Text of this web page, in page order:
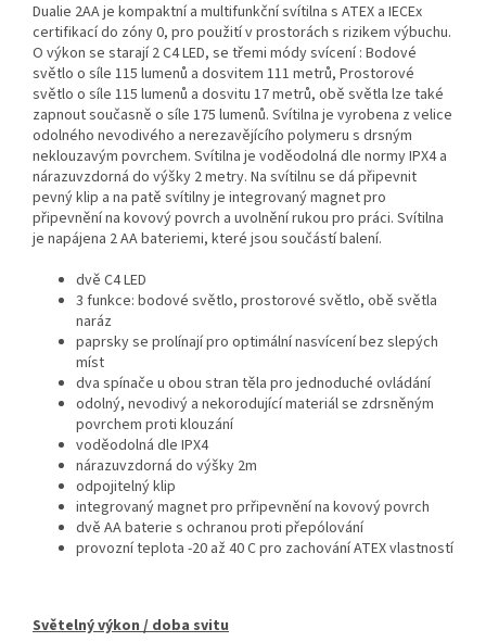
Dualie 2AA je kompaktní a multifunkční svítilna s ATEX a IECEx
certifikací do zóny 0, pro použití v prostorách s rizikem výbuchu.
O výkon se starají 2 C4 LED, se třemi módy svícení : Bodové
světlo o síle 115 lumenů a dosvitem 111 metrů, Prostorové
světlo o síle 115 lumenů a dosvitu 17 metrů, obě světla lze také
zapnout současně o síle 175 lumenů. Svítilna je vyrobena z velice
odolného nevodivého a nerezavějícího polymeru s drsným
neklouzavým povrchem. Svítilna je voděodolná dle normy IPX4 a
nárazuvzdorná do výšky 2 metry. Na svítilnu se dá připevnit
pevný klip a na patě svítilny je integrovaný magnet pro
připevnění na kovový povrch a uvolnění rukou pro práci. Svítilna
je napájena 2 AA bateriemi, které jsou součástí balení.
dvě C4 LED
3 funkce: bodové světlo, prostorové světlo, obě světla
naráz
paprsky se prolínají pro optimální nasvícení bez slepých
míst
dva spínače u obou stran těla pro jednoduché ovládání
odolný, nevodivý a nekorodující materiál se zdrsněným
povrchem proti klouzání
voděodolná dle IPX4
nárazuvzdorná do výšky 2m
odpojitelný klip
integrovaný magnet pro prřipevnění na kovový povrch
dvě AA baterie s ochranou proti přepólování
provozní teplota -20 až 40 C pro zachování ATEX vlastností
Světelný výkon / doba svitu